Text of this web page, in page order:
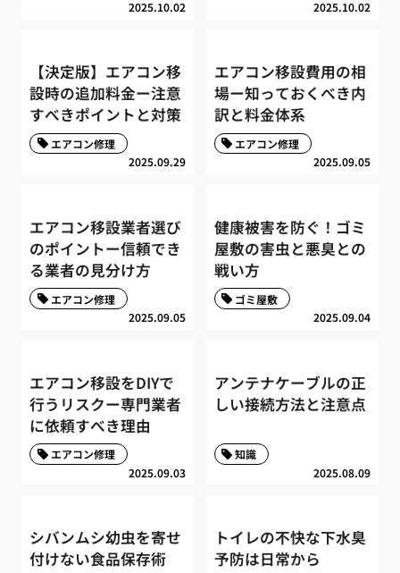
2025.10.02 2025.10.02
【決定版】エアコン移
設時の追加料金ー注意
すべきポイントと対策
2025.09.29
エアコン修理
エアコン移設費用の相
場ー知っておくべき内
訳と料金体系
2025.09.05
エアコン修理
エアコン移設業者選び
のポイントー信頼でき
る業者の見分け方
2025.09.05
エアコン修理
健康被害を防ぐ！ゴミ
屋敷の害虫と悪臭との
戦い方
2025.09.04
ゴミ屋敷
エアコン移設をDIYで
行うリスクー専門業者
に依頼すべき理由
2025.09.03
エアコン修理
アンテナケーブルの正
しい接続方法と注意点
2025.08.09
知識
シバンムシ幼虫を寄せ
付けない食品保存術
トイレの不快な下水臭
予防は日常から